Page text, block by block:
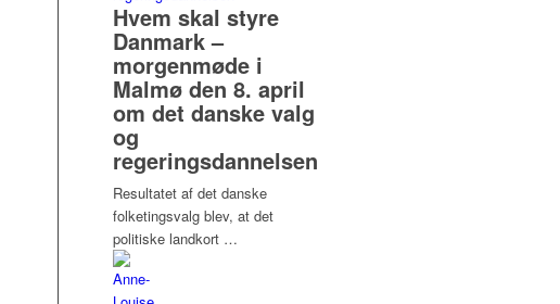
Hvem skal styre
Danmark –
morgenmøde i
Malmø den 8. april
om det danske valg
og
regeringsdannelsen
Resultatet af det danske
folketingsvalg blev, at det
politiske landkort …